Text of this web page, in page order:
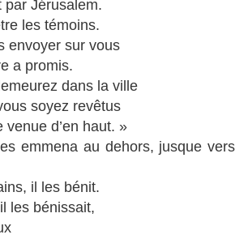
par Jérusalem.
les témoins.
sur vous
a promis.
dans la ville
soyez revêtus
venue d’en haut. »
emmena au dehors, jusque vers
il les bénit.
les bénissait,